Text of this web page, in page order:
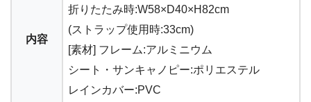
内容
折りたたみ時:W58×D40×H82cm
(ストラップ使用時:33cm)
[素材] フレーム:アルミニウム
シート・サンキャノピー:ポリエステル
レインカバー:PVC